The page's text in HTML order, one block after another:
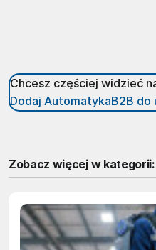
Chcesz częściej widzieć
Dodaj AutomatykaB2B do
Zobacz więcej w kategorii: